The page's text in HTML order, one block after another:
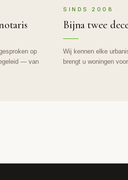
op
— van
SINDS 2008
Bijna twee
Wij kennen elke
brengt u woningen